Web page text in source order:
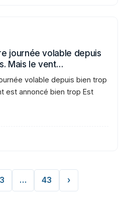
journée volable depuis
Mais le vent…
volable depuis bien trop
est annoncé bien trop Est
3 … 43 ›